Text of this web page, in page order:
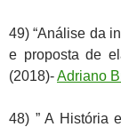
49) “Análise da
e proposta de
(2018)-Adriano
48) ” A História